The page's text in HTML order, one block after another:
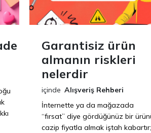
Garantisiz ürün
almanın riskleri
nelerdir
içinde Alışveriş Rehberi
İnternette ya da mağazada
“fırsat” diye gördüğünüz bir
cazip fiyatla almak iştah kabartır;